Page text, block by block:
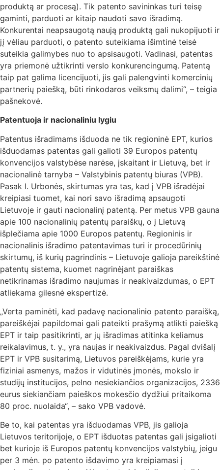
produktą ar procesą). Tik patento savininkas turi teisę
gaminti, parduoti ar kitaip naudoti savo išradimą.
Konkurentai neapsaugotą naują produktą gali nukopijuoti ir
jį vėliau parduoti, o patento suteikiama išimtinė teisė
suteikia galimybes nuo to apsisaugoti. Vadinasi, patentas
yra priemonė užtikrinti verslo konkurencingumą. Patentą
taip pat galima licencijuoti, jis gali palengvinti komercinių
partnerių paiešką, būti rinkodaros veiksmų dalimi“, – teigia
pašnekovė.
Patentuoja ir nacionaliniu lygiu
Patentus išradimams išduoda ne tik regioninė EPT, kurios
išduodamas patentas gali galioti 39 Europos patentų
konvencijos valstybėse narėse, įskaitant ir Lietuvą, bet ir
nacionalinė tarnyba – Valstybinis patentų biuras (VPB).
Pasak I. Urbonės, skirtumas yra tas, kad į VPB išradėjai
kreipiasi tuomet, kai nori savo išradimą apsaugoti
Lietuvoje ir gauti nacionalinį patentą. Per metus VPB gauna
apie 100 nacionalinių patentų paraiškų, o į Lietuvą
išplečiama apie 1000 Europos patentų. Regioninis ir
nacionalinis išradimo patentavimas turi ir procedūrinių
skirtumų, iš kurių pagrindinis – Lietuvoje galioja pareikštinė
patentų sistema, kuomet nagrinėjant paraiškas
netikrinamas išradimo naujumas ir neakivaizdumas, o EPT
atliekama gilesnė ekspertizė.
„Verta paminėti, kad padavę nacionalinio patento paraišką,
pareiškėjai papildomai gali pateikti prašymą atlikti paiešką
EPT ir taip pasitikrinti, ar jų išradimas atitinka keliamus
reikalavimus, t. y., yra naujas ir neakivaizdus. Pagal dvišalį
EPT ir VPB susitarimą, Lietuvos pareiškėjams, kurie yra
fiziniai asmenys, mažos ir vidutinės įmonės, mokslo ir
studijų institucijos, pelno nesiekiančios organizacijos, 2336
eurus siekiančiam paieškos mokesčio dydžiui pritaikoma
80 proc. nuolaida“, – sako VPB vadovė.
Be to, kai patentas yra išduodamas VPB, jis galioja
Lietuvos teritorijoje, o EPT išduotas patentas gali įsigalioti
bet kurioje iš Europos patentų konvencijos valstybių, jeigu
per 3 mėn. po patento išdavimo yra kreipiamasi į